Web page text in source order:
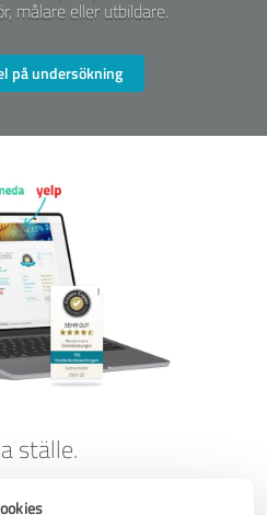
målare eller utbildare.
på undersökning
ställe.
- med ProvenExpert kan